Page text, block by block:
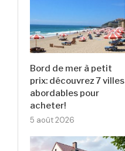
Bord de mer à petit
prix: découvrez 7 villes
abordables pour
acheter!
5 août 2026